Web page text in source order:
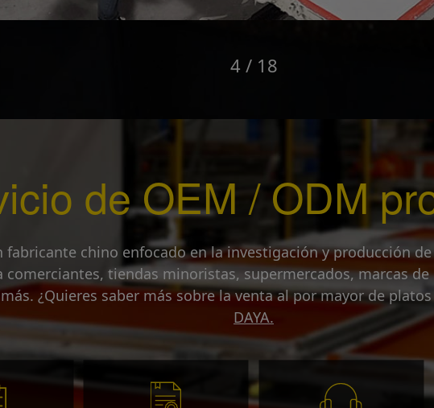
5 / 18
de OEM / ODM
fabricante chino enfocado en la investigación y producción
comerciantes, tiendas minoristas, supermercados, marcas
¿Quieres saber más sobre la venta al por mayor de
DAYA.